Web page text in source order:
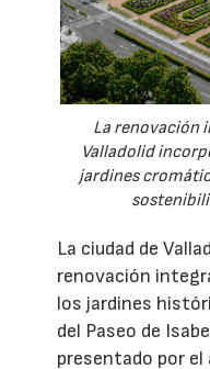
La renovación
Valladolid
jardines
La ciudad de
renovación
los jardines
del Paseo de
presentado por el